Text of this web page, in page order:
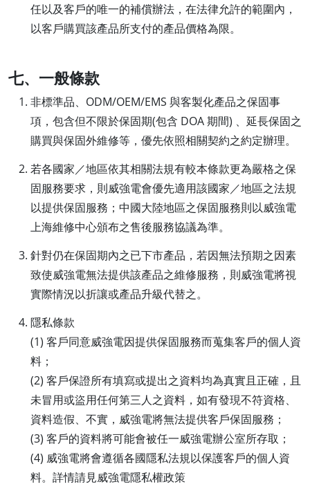
任以及客戶的唯一的補償辦法，在法律允許的範圍內，
以客戶購買該產品所支付的產品價格為限。
七、一般條款
非標準品、ODM/OEM/EMS 與客製化產品之保固事
項，包含但不限於保固期(包含 DOA 期間) 、延長保固之
購買與保固外維修等，優先依照相關契約之約定辦理。
若各國家／地區依其相關法規有較本條款更為嚴格之保
固服務要求，則威強電會優先適用該國家／地區之法規
以提供保固服務；中國大陸地區之保固服務則以威強電
上海維修中心頒布之售後服務協議為準。
針對仍在保固期內之已下市產品，若因無法預期之因素
致使威強電無法提供該產品之維修服務，則威強電將視
實際情況以折讓或產品升級代替之。
隱私條款
(1) 客戶同意威強電因提供保固服務而蒐集客戶的個人資
料；
(2) 客戶保證所有填寫或提出之資料均為真實且正確，且
未冒用或盜用任何第三人之資料，如有發現不符資格、
資料造假、不實，威強電將無法提供客戶保固服務；
(3) 客戶的資料將可能會被任一威強電辦公室所存取；
(4) 威強電將會遵循各國隱私法規以保護客戶的個人資
料。詳情請見威強電隱私權政策